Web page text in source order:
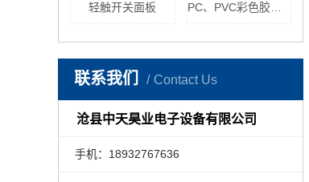
轻触开关面板 PC、PVC彩色胶印面板
联系我们 Contact Us
沧县中天昊业电子设备有限公司
手机：18932767636